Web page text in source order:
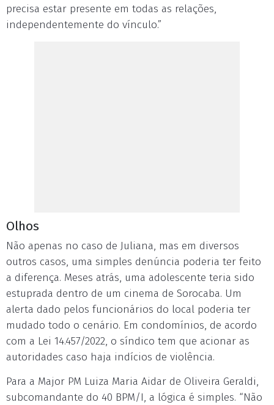
precisa estar presente em todas as relações,
independentemente do vínculo.”
Olhos
Não apenas no caso de Juliana, mas em diversos
outros casos, uma simples denúncia poderia ter feito
a diferença. Meses atrás, uma adolescente teria sido
estuprada dentro de um cinema de Sorocaba. Um
alerta dado pelos funcionários do local poderia ter
mudado todo o cenário. Em condomínios, de acordo
com a Lei 14.457/2022, o síndico tem que acionar as
autoridades caso haja indícios de violência.
Para a Major PM Luiza Maria Aidar de Oliveira Geraldi,
subcomandante do 40 BPM/I, a lógica é simples. “Não